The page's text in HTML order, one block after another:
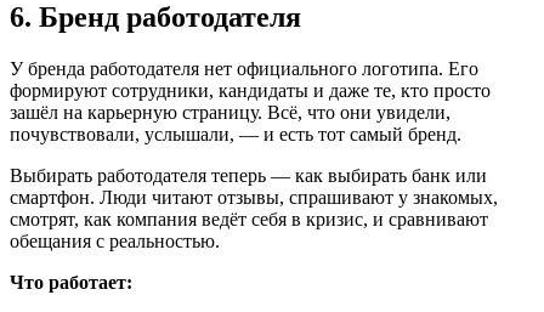
6. Бренд работодателя
У бренда работодателя нет официального логотипа. Его
формируют сотрудники, кандидаты и даже те, кто просто
зашёл на карьерную страницу. Всё, что они увидели,
почувствовали, услышали, — и есть тот самый бренд.
Выбирать работодателя теперь — как выбирать банк или
смартфон. Люди читают отзывы, спрашивают у знакомых,
смотрят, как компания ведёт себя в кризис, и сравнивают
обещания с реальностью.
Что работает: